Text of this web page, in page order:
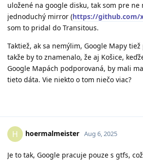
uložené na google disku, tak som pre ne
jednoduchý mirror (https://github.com/
som to pridal do Transitous.
Taktiež, ak sa nemýlim, Google Mapy tiež
takže by to znamenalo, že aj Košice,
Google Mapách podporovaná, by mali
tieto dáta. Vie niekto o tom niečo viac?
H hoermalmeister Aug 6, 2025
Je to tak, Google pracuje pouze s gtfs,